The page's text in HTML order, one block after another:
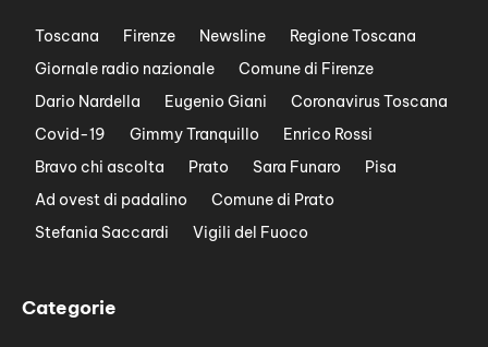
Toscana Firenze Newsline
Regione Toscana
Giornale radio nazionale
Comune di Firenze
Dario Nardella
Eugenio Giani
Coronavirus Toscana
Covid-19
Gimmy Tranquillo
Enrico Rossi
Bravo chi ascolta
Prato Sara Funaro
Pisa
Ad ovest di padalino
Comune di Prato
Stefania Saccardi
Vigili del Fuoco
Categorie